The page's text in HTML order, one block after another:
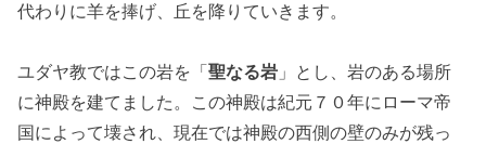
代わりに羊を捧げ、丘を降りていきます。
ユダヤ教ではこの岩を「聖なる岩 」とし、岩のある場所
に神殿を建てました。この神殿は紀元７０年にローマ帝
国によって壊され、現在では神殿の西側の壁のみが残っ